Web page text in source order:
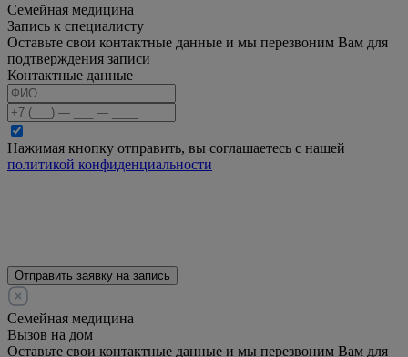
Семейная медицина
Запись к специалисту
Оставьте свои контактные данные и мы перезвоним Вам для
подтверждения записи
Контактные данные
Нажимая кнопку отправить, вы соглашаетесь с нашей
политикой конфиденциальности
Отправить заявку на запись
Семейная медицина
Вызов на дом
Оставьте свои контактные данные и мы перезвоним Вам для